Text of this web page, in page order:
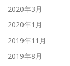
2020年3月
2020年1月
2019年11月
2019年8月